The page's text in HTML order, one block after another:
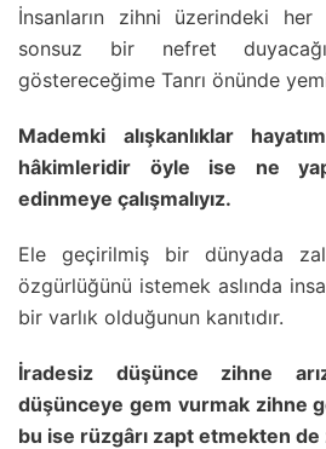
İnsanların zihni üzerindeki
sonsuz bir nefret
göstereceğime Tanrı önünde
Mademki alışkanlıklar
hâkimleridir öyle ise ne
edinmeye çalışmalıyız.
Ele geçirilmiş bir dünyada
özgürlüğünü istemek aslında
bir varlık olduğunun kanıtıdır.
İradesiz düşünce zihne
düşünceye gem vurmak zihne
bu ise rüzgârı zapt etmekten